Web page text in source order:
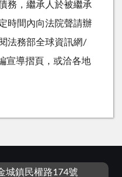
務，繼承人於被繼承
時間內向法院聲請辦
法務部全球資訊網/
宣導摺頁，或洽各地
城鎮民權路174號